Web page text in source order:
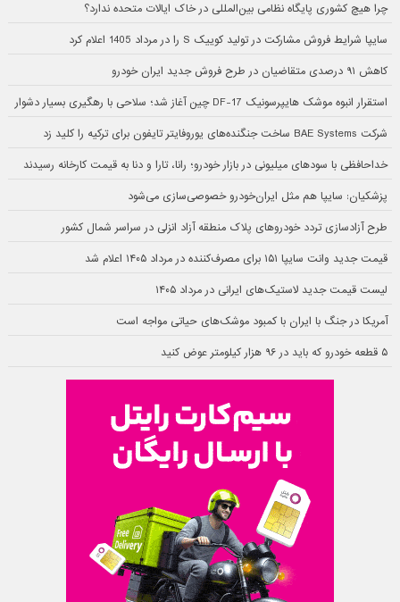
چرا هیچ کشوری پایگاه نظامی بین‌المللی در خاک ایالات متحده ندارد؟
سایپا شرایط فروش مشارکت در تولید کوییک S را در مرداد 1405 اعلام کرد
کاهش ۹۱ درصدی متقاضیان در طرح فروش جدید ایران خودرو
استقرار انبوه موشک هایپرسونیک DF-17 چین آغاز شد؛ سلاحی با رهگیری بسیار دشوار
شرکت BAE Systems ساخت جنگنده‌های یوروفایتر تایفون برای ترکیه را کلید زد
خداحافظی با سودهای میلیونی در بازار خودرو؛ رانا، تارا و دنا به قیمت کارخانه رسیدند
پزشکیان: سایپا هم مثل ایران‌خودرو خصوصی‌سازی می‌شود
طرح آزادسازی تردد خودروهای پلاک منطقه آزاد انزلی در سراسر شمال کشور
قیمت جدید وانت سایپا ۱۵۱ برای مصرف‌کننده در مرداد ۱۴۰۵ اعلام شد
لیست قیمت جدید لاستیک‌های ایرانی در مرداد ۱۴۰۵
آمریکا در جنگ با ایران با کمبود موشک‌های حیاتی مواجه است
۵ قطعه خودرو که باید در ۹۶ هزار کیلومتر عوض کنید